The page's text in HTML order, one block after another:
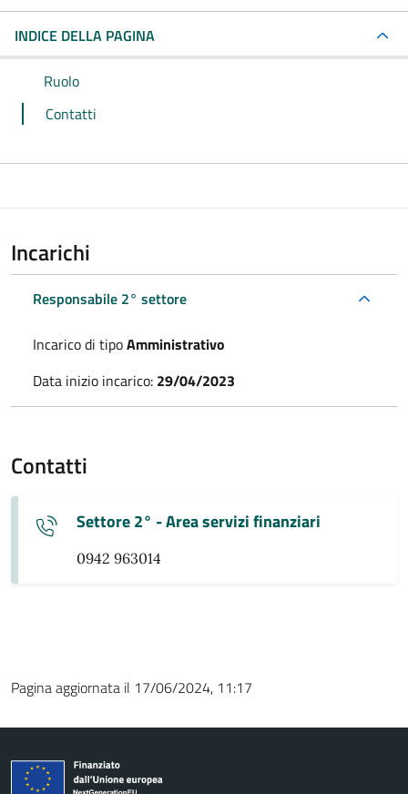
INDICE DELLA PAGINA
Ruolo
Contatti
Incarichi
Responsabile 2° settore
Incarico di tipoAmministrativo
Data inizio incarico: 29/04/2023
Contatti
Settore 2° - Area servizi finanziari
0942 963014
Pagina aggiornata il 17/06/2024, 11:17